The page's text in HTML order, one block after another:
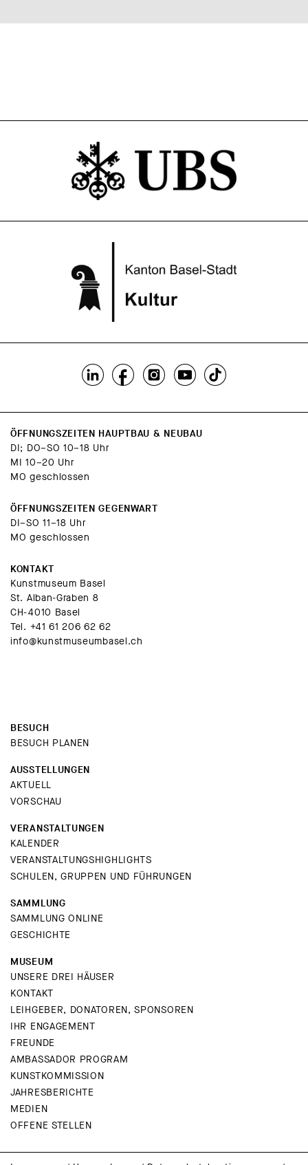
ÖFFNUNGSZEITEN HAUPTBAU & NEUBAU
DI; DO–SO 10–18 Uhr
MI 10–20 Uhr
MO geschlossen
ÖFFNUNGSZEITEN GEGENWART
DI–SO 11–18 Uhr
MO geschlossen
KONTAKT
Kunstmuseum Basel
St. Alban-Graben 8
CH-4010 Basel
Tel. +41 61 206 62 62
info@kunstmuseumbasel.ch
BESUCH
BESUCH PLANEN
AUSSTELLUNGEN
AKTUELL
VORSCHAU
VERANSTALTUNGEN
KALENDER
VERANSTALTUNGSHIGHLIGHTS
SCHULEN, GRUPPEN UND FÜHRUNGEN
SAMMLUNG
SAMMLUNG ONLINE
GESCHICHTE
MUSEUM
UNSERE DREI HÄUSER
KONTAKT
LEIHGEBER, DONATOREN, SPONSOREN
IHR ENGAGEMENT
FREUNDE
AMBASSADOR PROGRAM
KUNSTKOMMISSION
JAHRESBERICHTE
MEDIEN
OFFENE STELLEN